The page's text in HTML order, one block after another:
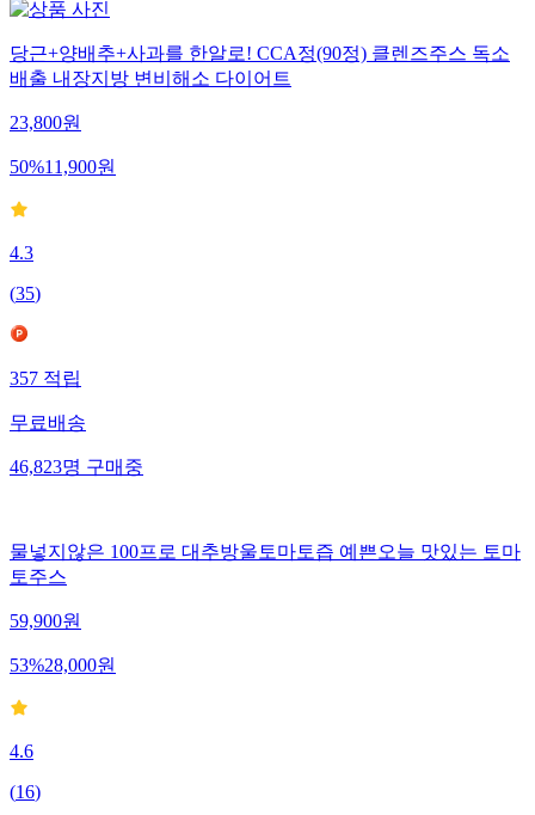
당근+양배추+사과를 한알로! CCA정(90정) 클렌즈주스 독소
배출 내장지방 변비해소 다이어트
23,800원
50%11,900원
4.3
(35)
357 적립
무료배송
46,823명 구매중
물넣지않은 100프로 대추방울토마토즙 예쁜오늘 맛있는 토마
토주스
59,900원
53%28,000원
4.6
(16)